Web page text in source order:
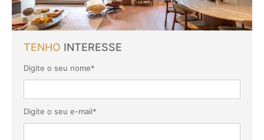
TENHO INTERESSE
Digite o seu nome*
Digite o seu e-mail*